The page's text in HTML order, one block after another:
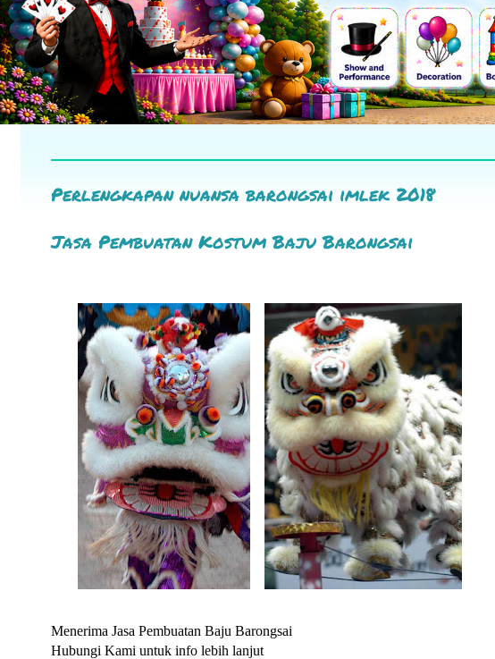
Perlengkapan nuansa barongsai imlek 2018
Jasa Pembuatan Kostum Baju Barongsai
Menerima Jasa Pembuatan Baju Barongsai
Hubungi Kami untuk info lebih lanjut